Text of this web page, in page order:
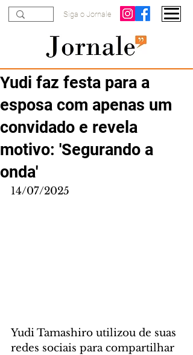
Siga o Jornale
Yudi faz festa para a
esposa com apenas um
convidado e revela
motivo: 'Segurando a
onda'
14/07/2025
Yudi Tamashiro utilizou de suas
redes sociais para compartilhar